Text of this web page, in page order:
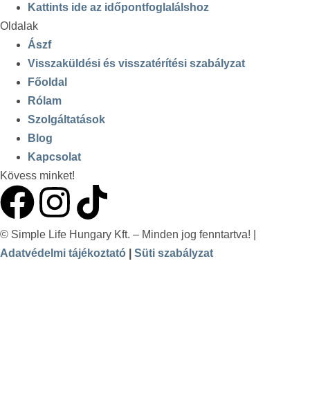
Kattints ide az időpontfoglalálshoz
Oldalak
Ászf
Visszaküldési és visszatérítési szabályzat
Főoldal
Rólam
Szolgáltatások
Blog
Kapcsolat
Kövess minket!
© Simple Life Hungary Kft. – Minden jog fenntartva! |
Adatvédelmi tájékoztató
Süti szabályzat